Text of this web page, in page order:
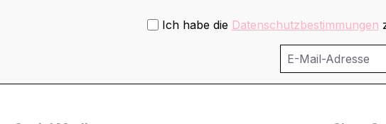
Ich habe die Datenschutzbestimmungen